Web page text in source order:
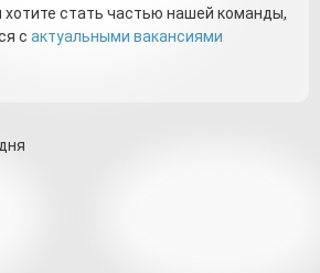
хотите стать частью нашей команды,
с актуальными вакансиями